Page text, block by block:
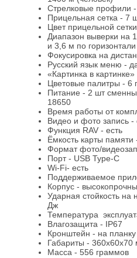
Стрелковые профили
Прицельная сетка - 7
Цвет прицельной
Диапазон выверки на
и 3,6 м по горизонтали
Фокусировка на
Русский язык меню -
«Картинка в
Цветовые палитры - 6
Питание - 2 шт
18650
Время работы от
Видео и фото запись -
Функция RAV - есть
Ёмкость карты памяти
Формат фото/
Порт - USB Type-C
Wi-Fi- есть
Поддерживаемое
Корпус -
Ударная стойкость
Дж
Температура
Влагозащита - IP67
Кронштейн - на
Габариты - 360х60х70
Масса - 556 граммов